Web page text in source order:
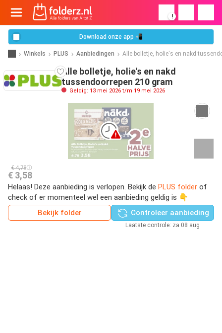
!
Download onze app 📲
Winkels PLUS Aanbiedingen Alle bolletje, holie's en nakd
Alle bolletje, holie's en nakd
tussendoorrepen 210 gram
Geldig: 13 mei 2026 t/m 19 mei 2026
€ 4,78
€ 3,58
Helaas! Deze aanbieding is verlopen. Bekijk de PLUS folder of
check of er momenteel wel een aanbieding geldig is 👇
Bekijk folder
Controleer aanbieding
Laatste controle: za 08 aug